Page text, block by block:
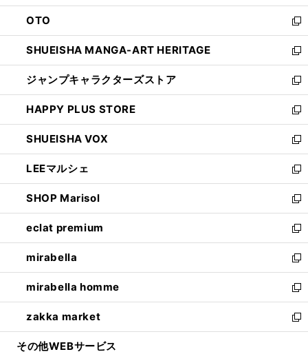
ウ
で
開
く
ン
ド
ウ
で
開
く
OTO
新
し
い
ウ
ィ
ン
ド
ウ
で
開
く
SHUEISHA MANGA-ART HERITAGE
新
し
い
ウ
ィ
ン
ド
ウ
で
開
く
ジャンプキャラクターズストア
新
し
い
ウ
ィ
ン
ド
ウ
で
開
く
HAPPY PLUS STORE
新
し
い
ウ
ィ
ン
ド
ウ
で
開
く
SHUEISHA VOX
新
し
い
ウ
ィ
ン
ド
ウ
で
開
く
LEEマルシェ
新
し
い
ウ
ィ
ン
ド
ウ
で
開
く
SHOP Marisol
新
し
い
ウ
ィ
ン
ド
ウ
で
開
eclat premium
新
し
い
ウ
ィ
ン
ド
ウ
mirabella
新
し
い
ウ
ィ
ン
mirabella homme
新
し
い
ウ
zakka market
新
し
その他WEBサービス